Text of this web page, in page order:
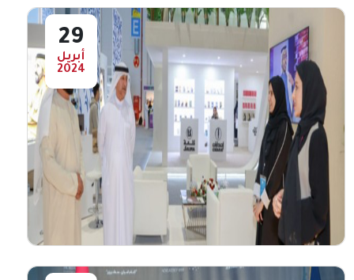
والإستشارات&nbsp;حول التعاون المشترك في
أعرض المزيد
هيئة الفجيره للثقافة والإعلام توقع إتفاقية
تعاون مع مركز تريندز للبحوث والإستشارات
&nbsp;هيئة الفجيره للثقافة والإعلام توقع
إتفاقية تعاون مع مركز تريندز للبحوث
والإستشارات&nbsp;حول التعاون المشترك في
29
أبريل
2024